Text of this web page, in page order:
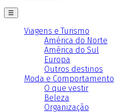
☰
Viagens e Turismo
América do Norte
América do Sul
Europa
Outros destinos
Moda e Comportamento
O que vestir
Beleza
Organização